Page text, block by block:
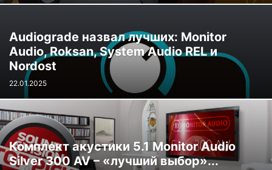
Audiograde назвал лучших: Monitor
Audio, Roksan, System Audio REL и
Nordost
22.01.2025
Комплект акустики 5.1 Monitor Audio
Silver 300 AV – «лучший выбор»...